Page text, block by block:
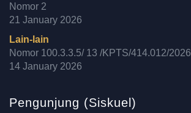
Nomor 2
21 January 2026
Lain-lain
Nomor 100.3.3.5/ 13 /KPTS/414.012/2026
14 January 2026
Pengunjung (Siskuel)